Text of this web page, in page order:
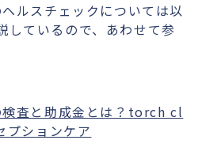
ルスチェックについては以
しているので、あわせて参
査と助成金とは？torch cl
ションケア